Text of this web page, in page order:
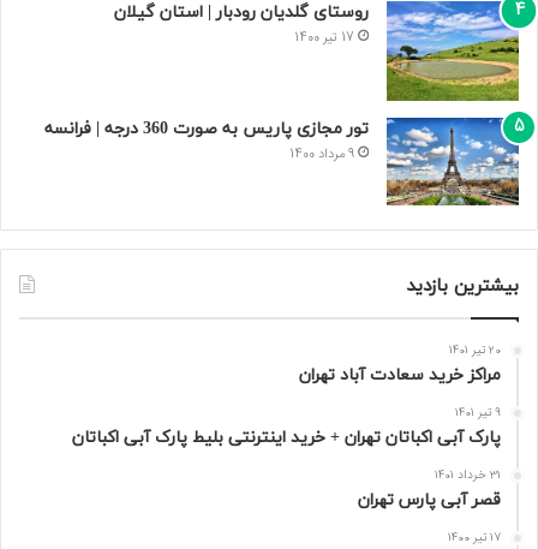
روستای گلدیان رودبار | استان گیلان
17 تیر 1400
تور مجازی پاریس به صورت 360 درجه | فرانسه
9 مرداد 1400
بیشترین بازدید
20 تیر 1401
مراکز خرید سعادت‌ آباد تهران
9 تیر 1401
پارک آبی اکباتان تهران + خرید اینترنتی بلیط پارک آبی اکباتان
31 خرداد 1401
قصر آبی پارس تهران
17 تیر 1400